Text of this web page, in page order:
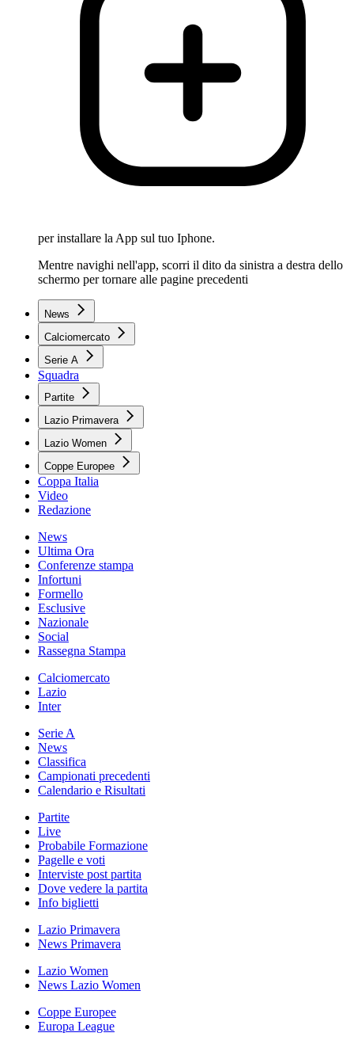
per installare la App sul tuo Iphone.
Mentre navighi nell'app, scorri il dito da sinistra a destra dello
schermo per tornare alle pagine precedenti
News
Calciomercato
Serie A
Squadra
Partite
Lazio Primavera
Lazio Women
Coppe Europee
Coppa Italia
Video
Redazione
News
Ultima Ora
Conferenze stampa
Infortuni
Formello
Esclusive
Nazionale
Social
Rassegna Stampa
Calciomercato
Lazio
Inter
Serie A
News
Classifica
Campionati precedenti
Calendario e Risultati
Partite
Live
Probabile Formazione
Pagelle e voti
Interviste post partita
Dove vedere la partita
Info biglietti
Lazio Primavera
News Primavera
Lazio Women
News Lazio Women
Coppe Europee
Europa League